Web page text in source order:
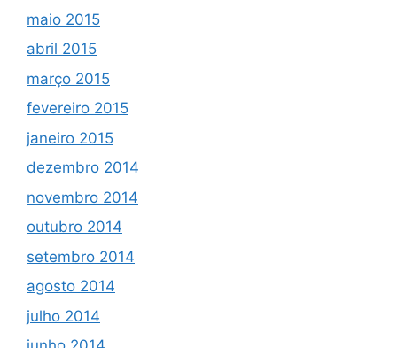
maio 2015
abril 2015
março 2015
fevereiro 2015
janeiro 2015
dezembro 2014
novembro 2014
outubro 2014
setembro 2014
agosto 2014
julho 2014